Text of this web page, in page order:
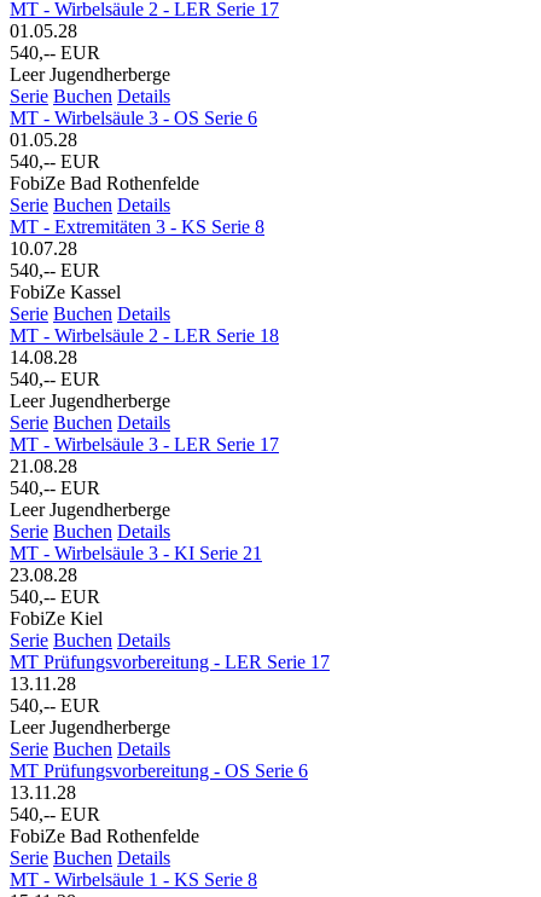
MT - Wirbelsäule 2 - LER Serie 17
01.05.28
540,-- EUR
Leer Jugendherberge
Serie Buchen Details
MT - Wirbelsäule 3 - OS Serie 6
01.05.28
540,-- EUR
FobiZe Bad Rothenfelde
Serie Buchen Details
MT - Extremitäten 3 - KS Serie 8
10.07.28
540,-- EUR
FobiZe Kassel
Serie Buchen Details
MT - Wirbelsäule 2 - LER Serie 18
14.08.28
540,-- EUR
Leer Jugendherberge
Serie Buchen Details
MT - Wirbelsäule 3 - LER Serie 17
21.08.28
540,-- EUR
Leer Jugendherberge
Serie Buchen Details
MT - Wirbelsäule 3 - KI Serie 21
23.08.28
540,-- EUR
FobiZe Kiel
Serie Buchen Details
MT Prüfungsvorbereitung - LER Serie 17
13.11.28
540,-- EUR
Leer Jugendherberge
Serie Buchen Details
MT Prüfungsvorbereitung - OS Serie 6
13.11.28
540,-- EUR
FobiZe Bad Rothenfelde
Serie Buchen Details
MT - Wirbelsäule 1 - KS Serie 8